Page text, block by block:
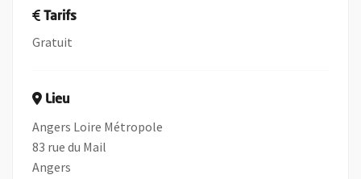
Tarifs
Gratuit
Lieu
Angers Loire Métropole
83 rue du Mail
Angers